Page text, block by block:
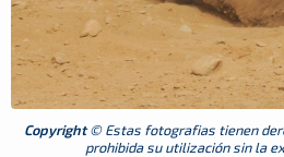
Copyright© Estas fotografias tienen
prohibida su utilización sin la